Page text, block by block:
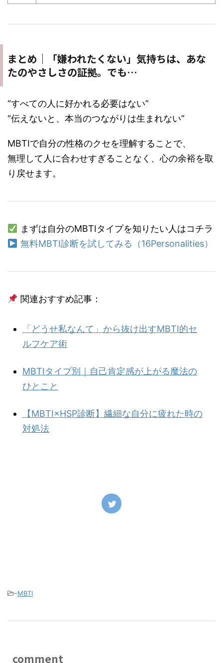
まとめ｜「嫌われたくない」気持ちは、あな
たのやさしさの証拠。でも…
“すべての人に好かれる必要はない”
“伝えないと、本当のつながりは生まれない”
MBTIで自分の性格のクセを理解することで、
無理して人に合わせすぎることなく、心の余裕を取
り戻せます。
まずは自分のMBTIタイプを知りたい人はコチラ
無料MBTI診断を試してみる（16Personalities）
関連おすすめ記事：
「どうせ私なんて」から抜け出すMBTI的セ
ルフケア術
MBTIタイプ別｜自己肯定感が上がる魔法の
ひとこと
【MBTI×HSP診断】繊細な自分に疲れた時の
対処法
-MBTI
comment